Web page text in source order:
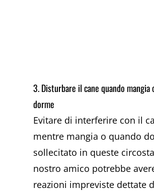
3. Disturbare il cane quando mangia
dorme
Evitare di interferire con il
mentre mangia o quando
sollecitato in queste
nostro amico potrebbe
reazioni impreviste dettate